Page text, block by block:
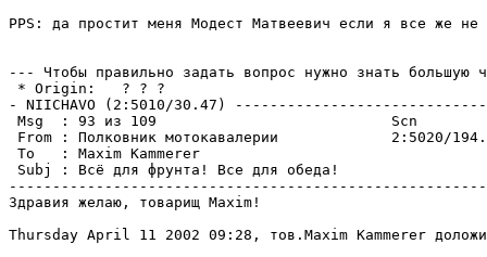
PPS: да простит меня Модест Матвеевич если я все же
--- Чтобы правильно задать вопрос нужно знать большую
* Origin:   ? ? ?
- NIICHAVO (2:5010/30.47)
Msg  : 93 из 109                           Scn
From : Полковник мотокавалерии             2:5020/
To   : Maxim Kammerer
Subj : Всё для фрунта! Все для обеда!
Здравия желаю, товарищ Maxim!
Thursday April 11 2002 09:28, тов.Maxim Kammerer